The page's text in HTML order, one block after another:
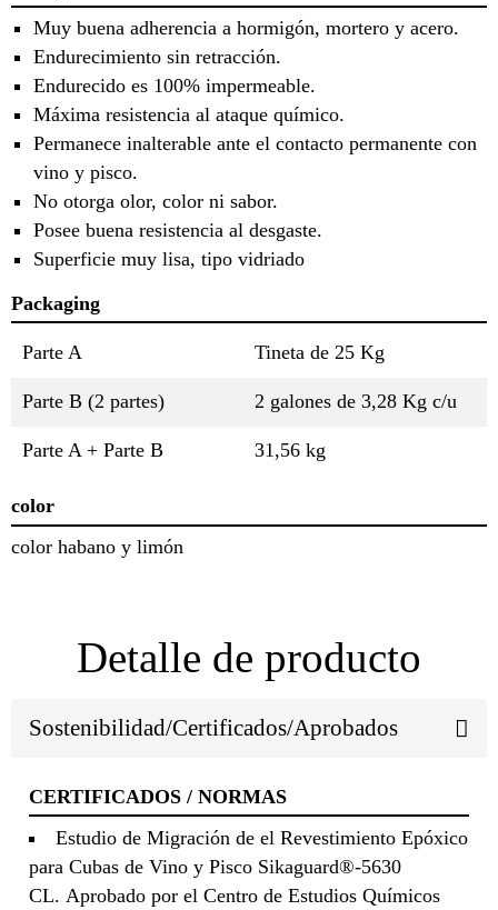
Muy buena adherencia a hormigón, mortero y acero.
Endurecimiento sin retracción.
Endurecido es 100% impermeable.
Máxima resistencia al ataque químico.
Permanece inalterable ante el contacto permanente con
vino y pisco.
No otorga olor, color ni sabor.
Posee buena resistencia al desgaste.
Superficie muy lisa, tipo vidriado
Packaging
Parte A Tineta de 25 Kg
Parte B (2 partes) 2 galones de 3,28 Kg c/u
Parte A + Parte B 31,56 kg
color
color habano y limón
Detalle de producto
Sostenibilidad/Certificados/Aprobados
CERTIFICADOS / NORMAS
Estudio de Migración de el Revestimiento Epóxico
para Cubas de Vino y Pisco Sikaguard®-5630
CL. Aprobado por el Centro de Estudios Químicos